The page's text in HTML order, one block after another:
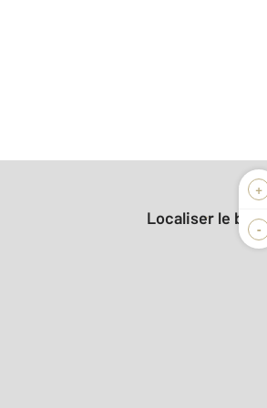
+
-
Localiser le bien